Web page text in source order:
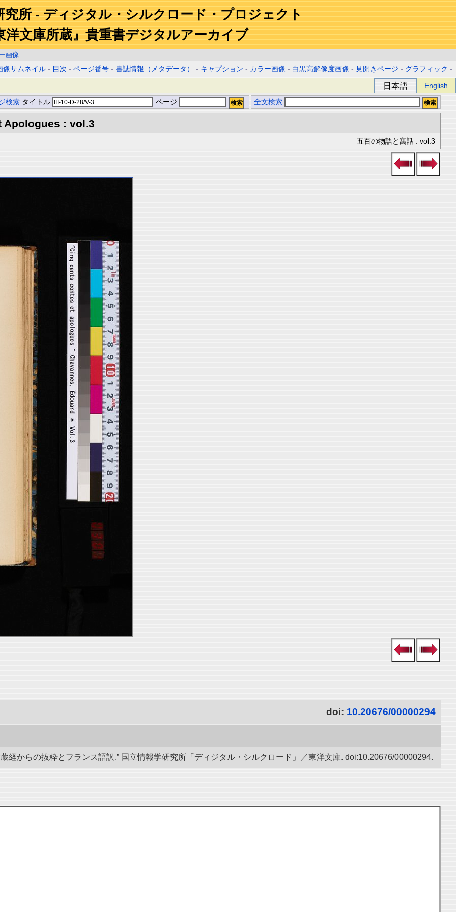
究所 - ディジタル・シルクロード・プロジェクト
洋文庫所蔵』貴重書デジタルアーカイブ
画像
像サムネイル - 目次 -ページ番号 -書誌情報（メタデータ） - キャプション - カラー画像 - 白黒高解像度画像 - 見開きページ - グラフィック -
日本語 English
検索 タイトル ページ 全文検索
Apologues : vol.3
五百の物語と寓話 : vol.3
doi: 10.20676/00000294
経からの抜粋とフランス語訳.” 国立情報学研究所「ディジタル・シルクロード」／東洋文庫. doi:10.20676/00000294.